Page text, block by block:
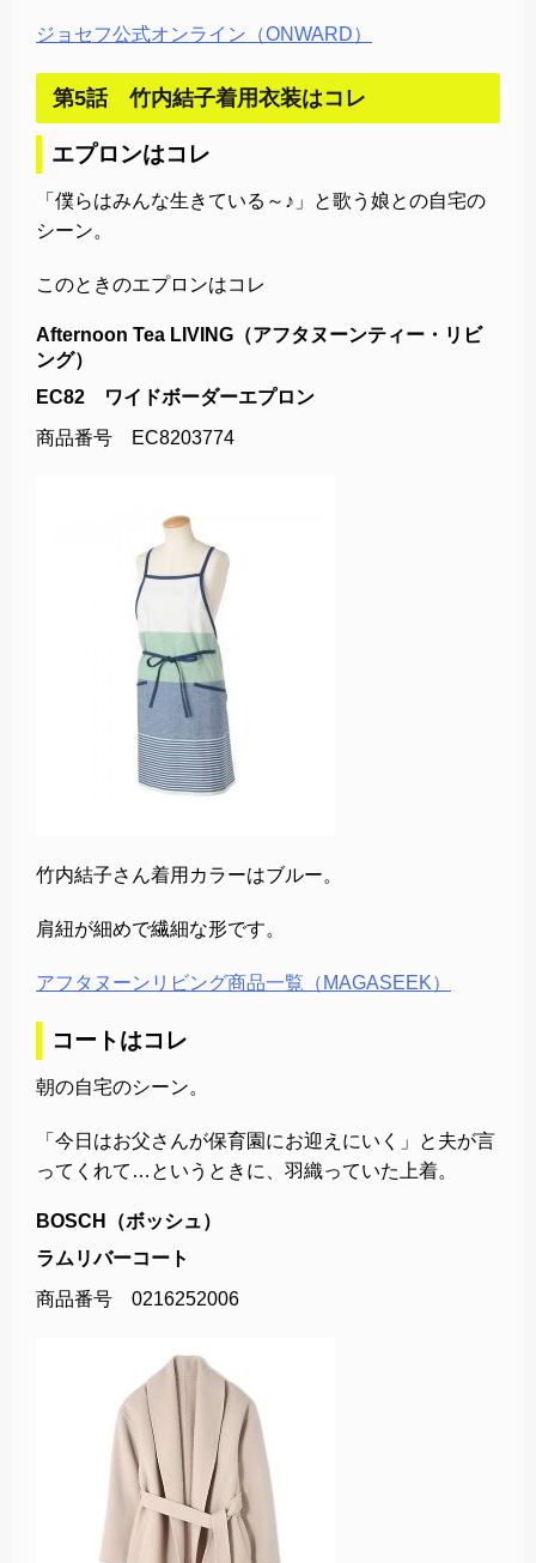
ジョセフ公式オンライン（ONWARD）
第5話 竹内結子着用衣装はコレ
エプロンはコレ
「僕らはみんな生きている～♪」と歌う娘との自宅の
シーン。
このときのエプロンはコレ
Afternoon Tea LIVING（アフタヌーンティー・リビ
ング）
EC82 ワイドボーダーエプロン
商品番号 EC8203774
竹内結子さん着用カラーはブルー。
肩紐が細めで繊細な形です。
アフタヌーンリビング商品一覧（MAGASEEK）
コートはコレ
朝の自宅のシーン。
「今日はお父さんが保育園にお迎えにいく」と夫が言
ってくれて…というときに、羽織っていた上着。
BOSCH（ボッシュ）
ラムリバーコート
商品番号 0216252006